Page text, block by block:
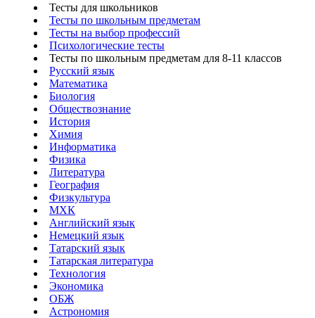
Тесты для школьников
Тесты по школьным предметам
Тесты на выбор профессий
Психологические тесты
Тесты по школьным предметам для 8-11 классов
Русский язык
Математика
Биология
Обществознание
История
Химия
Информатика
Физика
Литература
География
Физкультура
МХК
Английский язык
Немецкий язык
Татарский язык
Татарская литература
Технология
Экономика
ОБЖ
Астрономия